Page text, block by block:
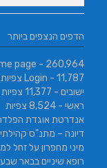
הדפים הנצפים ביותר
page - 260,964 צפיות
Login - 11,787 צפיות
ישובים - 11,377 צפיות
ראשי - 8,524 צפיות
אנדרטת אוגדת
דיונה – מתנ"ס קהילתי
מיני מחפרון על זחל
רופא שיניים בבאר